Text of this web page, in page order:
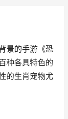
景的手游《恐
种各具特色的
的生肖宠物尤